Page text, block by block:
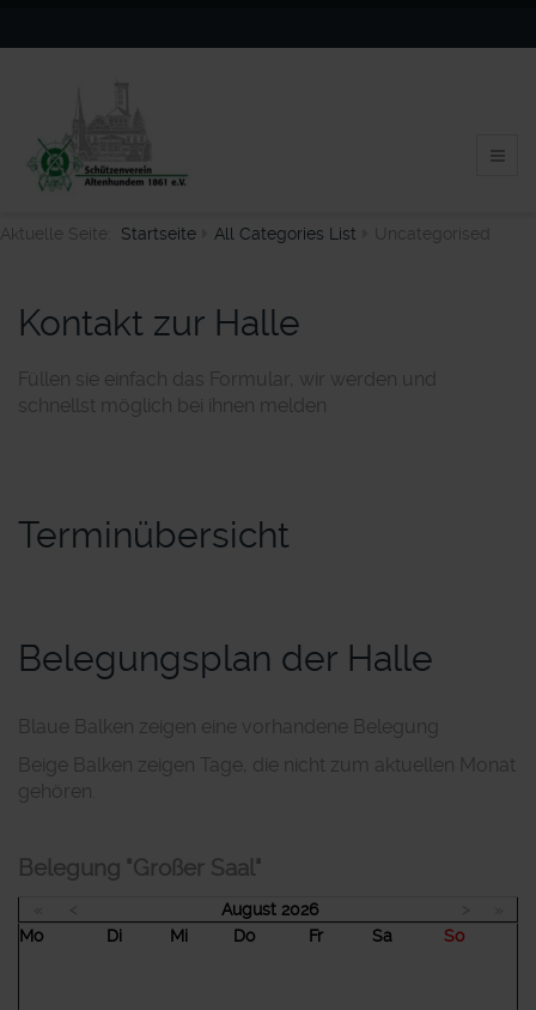
Aktuelle Seite: Startseite All Categories List Uncategorised
Kontakt zur Halle
Füllen sie einfach das Formular, wir werden und
schnellst möglich bei ihnen melden
Terminübersicht
Belegungsplan der Halle
Blaue Balken zeigen eine vorhandene Belegung
Beige Balken zeigen Tage, die nicht zum aktuellen Monat
gehören.
Belegung "Großer Saal"
< August 2026 >
Mo
Di Mi Do Fr Sa So